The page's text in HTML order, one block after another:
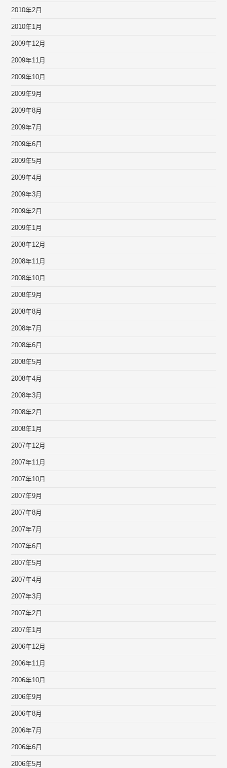
2010年2月
2010年1月
2009年12月
2009年11月
2009年10月
2009年9月
2009年8月
2009年7月
2009年6月
2009年5月
2009年4月
2009年3月
2009年2月
2009年1月
2008年12月
2008年11月
2008年10月
2008年9月
2008年8月
2008年7月
2008年6月
2008年5月
2008年4月
2008年3月
2008年2月
2008年1月
2007年12月
2007年11月
2007年10月
2007年9月
2007年8月
2007年7月
2007年6月
2007年5月
2007年4月
2007年3月
2007年2月
2007年1月
2006年12月
2006年11月
2006年10月
2006年9月
2006年8月
2006年7月
2006年6月
2006年5月